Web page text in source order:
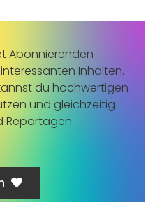
Abonnierenden
Inhalten.
du hochwertigen
und gleichzeitig
Reportagen